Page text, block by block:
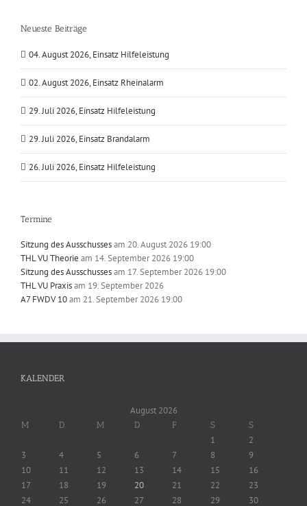
Neueste Beiträge
04. August 2026, Einsatz Hilfeleistung
02. August 2026, Einsatz Rheinalarm
29. Juli 2026, Einsatz Hilfeleistung
29. Juli 2026, Einsatz Brandalarm
26. Juli 2026, Einsatz Hilfeleistung
Termine
Sitzung des Ausschussesam 20. August 2026 19:00
THL VU Theorie am 14. September 2026 19:00
Sitzung des Ausschussesam 17. September 2026 19:00
THL VU Praxisam 19. September 2026
A7 FWDV 10am 21. September 2026 19:00
KALENDER
August 2026
M D M D F S S
1
2
3
4 5 6 7 8
9
10
11 12 13 14 15
16
17
18 19 20 21 22
23
24
25 26 27 28 29 30